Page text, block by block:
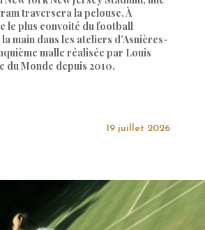
traversera la pelouse. À
le plus convoité du football
main dans les ateliers d’Asnières-
malle réalisée par Louis
du Monde depuis 2010.
19 juillet 2026